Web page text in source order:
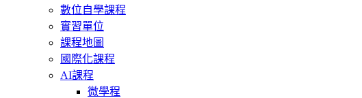
數位自學課程
實習單位
課程地圖
國際化課程
AI課程
微學程